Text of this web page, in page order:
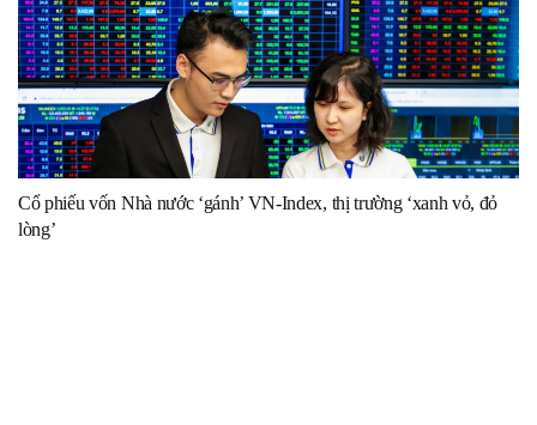
Cổ phiếu vốn Nhà nước ‘gánh’ VN-Index, thị trường ‘xanh vỏ, đỏ
lòng’